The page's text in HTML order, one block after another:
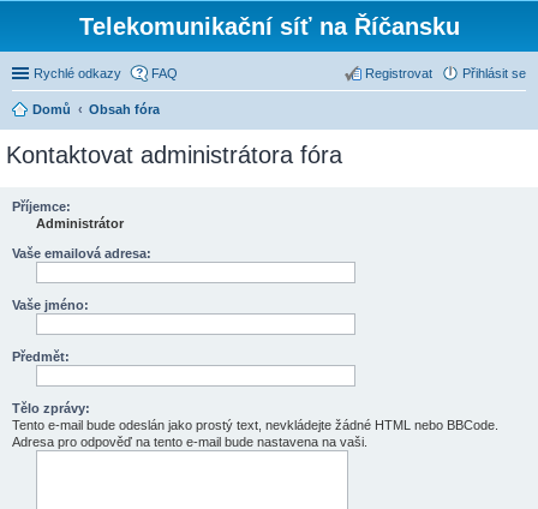
Telekomunikační síť na Říčansku
Rychlé odkazy FAQ Přihlásit se
Registrovat
Domů Obsah fóra
Kontaktovat administrátora fóra
Příjemce:
Administrátor
Vaše emailová adresa:
Vaše jméno:
Předmět:
Tělo zprávy:
Tento e-mail bude odeslán jako prostý text, nevkládejte žádné HTML nebo BBCode.
Adresa pro odpověď na tento e-mail bude nastavena na vaši.